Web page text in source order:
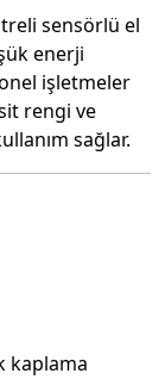
sensörlü el
enerji
işletmeler
rengi ve
sağlar.
kaplama